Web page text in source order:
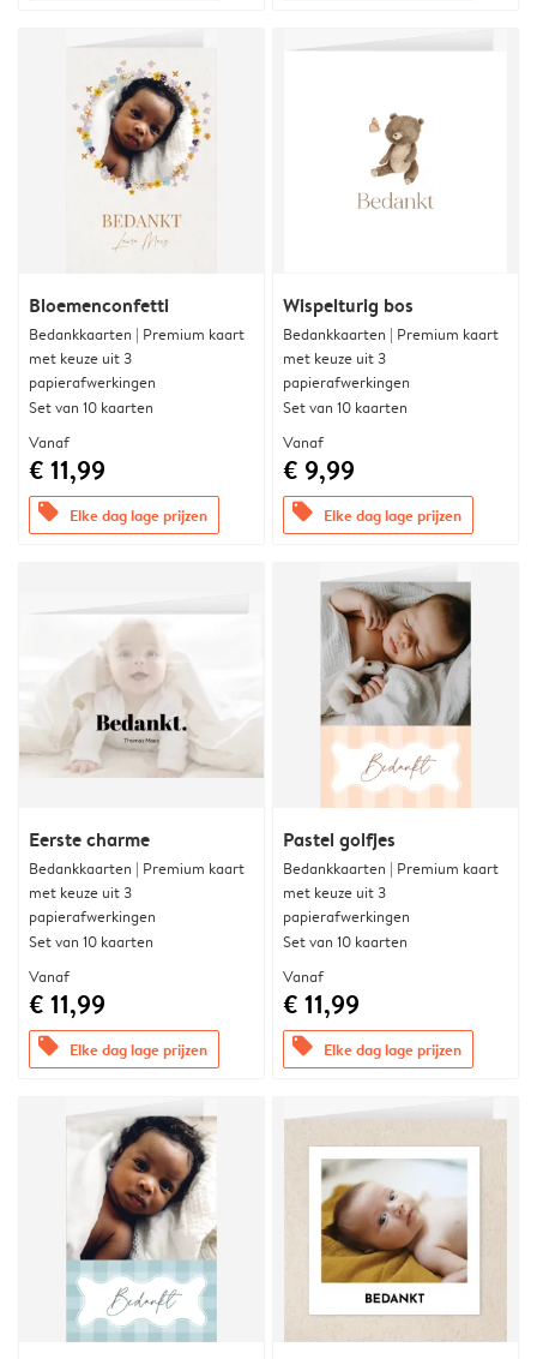
Bloemenconfetti
Bedankkaarten | Premium kaart
met keuze uit 3
papierafwerkingen
Set van 10 kaarten
Vanaf
€ 11,99
offers Elke dag lage prijzen
Wispelturig bos
Bedankkaarten | Premium kaart
met keuze uit 3
papierafwerkingen
Set van 10 kaarten
Vanaf
€ 9,99
offers Elke dag lage prijzen
Eerste charme
Bedankkaarten | Premium kaart
met keuze uit 3
papierafwerkingen
Set van 10 kaarten
Vanaf
€ 11,99
offers Elke dag lage prijzen
Pastel golfjes
Bedankkaarten | Premium kaart
met keuze uit 3
papierafwerkingen
Set van 10 kaarten
Vanaf
€ 11,99
offers Elke dag lage prijzen